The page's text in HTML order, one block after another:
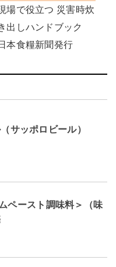
場で役立つ 災害時炊
出しハンドブック
本食糧新聞発行
サッポロビール）
ースト調味料＞（味